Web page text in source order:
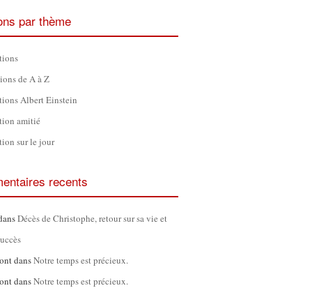
par thème
de A à Z
Albert Einstein
amitié
sur le jour
recents
Décès de Christophe, retour sur sa vie et
dansNotre temps est précieux.
dansNotre temps est précieux.